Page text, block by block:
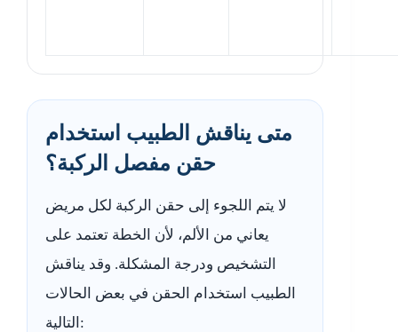
متى يناقش الطبيب استخدام
حقن مفصل الركبة؟
لا يتم اللجوء إلى حقن الركبة لكل مريض
يعاني من الألم، لأن الخطة تعتمد على
التشخيص ودرجة المشكلة. وقد يناقش
الطبيب استخدام الحقن في بعض الحالات
التالية: